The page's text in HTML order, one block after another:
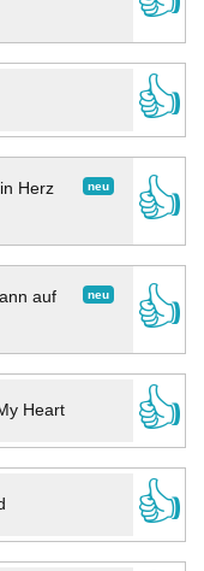
👍
neu
Herz
👍
neu
auf
👍
Heart
👍
👍